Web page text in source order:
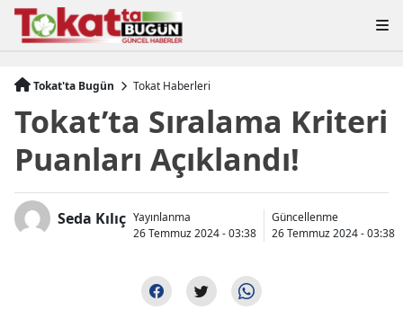
Tokat'ta Bugün Tokat Haberleri
Tokat’ta Sıralama Kriteri
Puanları Açıklandı!
Seda Kılıç Yayınlanma
26 Temmuz 2024 - 03:38
Güncellenme
26 Temmuz 2024 - 03:38